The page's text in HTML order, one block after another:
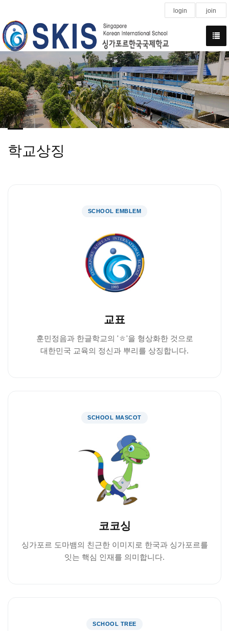
login join
학교상징
SCHOOL EMBLEM
교표
훈민정음과 한글학교의 'ㅎ'을 형상화한 것으로
대한민국 교육의 정신과 뿌리를 상징합니다.
SCHOOL MASCOT
코코싱
싱가포르 도마뱀의 친근한 이미지로 한국과 싱가포르를
잇는 핵심 인재를 의미합니다.
SCHOOL TREE